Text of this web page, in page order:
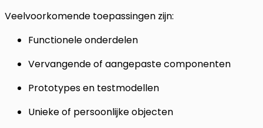
Veelvoorkomende toepassingen zijn:
Functionele onderdelen
Vervangende of aangepaste componenten
Prototypes en testmodellen
Unieke of persoonlijke objecten